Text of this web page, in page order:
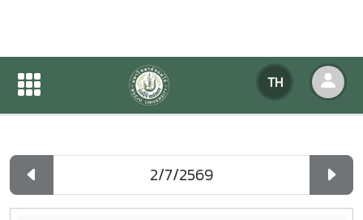
TH
ปฏิทินกิจกรรมของหน่วยงาน
ปฏิทินกิจกรรมของหน่วยงาน